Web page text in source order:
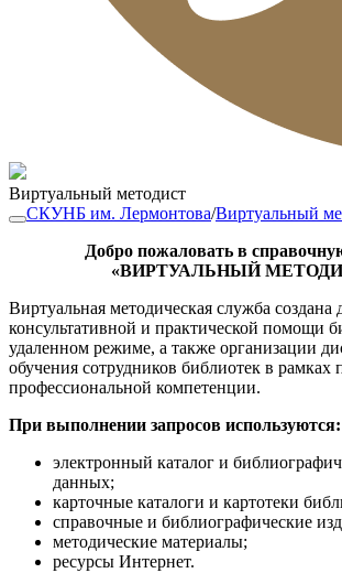
Виртуальный методист
СКУНБ им. Лермонтова/Виртуальный
Добро пожаловать в
«ВИРТУАЛЬНЫЙ
Виртуальная методическая служба создана
консультативной и практической помощи
удаленном режиме, а также организации
обучения сотрудников библиотек в
профессиональной компетенции.
При выполнении запросов используются:
электронный каталог и
данных;
карточные каталоги и картотеки
справочные и библиографические
методические материалы;
ресурсы Интернет.